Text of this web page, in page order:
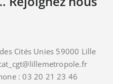
Cités Unies 59000 Lille
: 03 20 21 23 46